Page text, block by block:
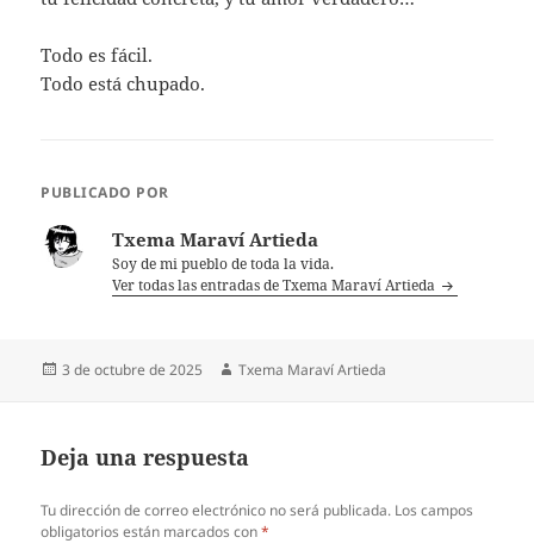
Todo es fácil.
Todo está chupado.
PUBLICADO POR
Txema Maraví Artieda
Soy de mi pueblo de toda la vida.
Ver todas las entradas de Txema Maraví Artieda
Publicado
3 de octubre de 2025 Autor
Txema Maraví Artieda
Deja una respuesta
Tu dirección de correo electrónico no será publicada. Los campos
obligatorios están marcados con*